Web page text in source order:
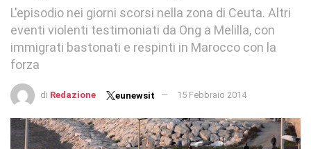
L'episodio nei giorni scorsi nella zona di Ceuta. Altri
eventi violenti testimoniati da Ong a Melilla, con
immigrati bastonati e respinti in Marocco con la
forza
di Redazione eunewsit 15 Febbraio 2014